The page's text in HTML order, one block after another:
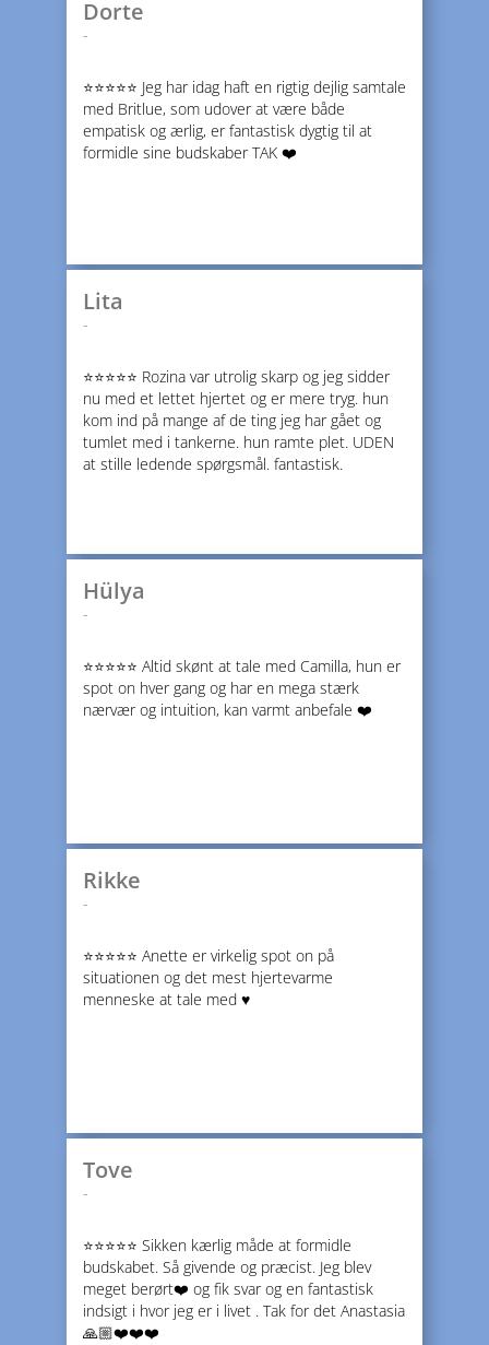
Dorte
-
⭐️⭐️⭐️⭐️⭐️ Jeg har idag haft en rigtig dejlig samtale
med Britlue, som udover at være både
empatisk og ærlig, er fantastisk dygtig til at
formidle sine budskaber TAK ❤️
Lita
-
⭐️⭐️⭐️⭐️⭐️ Rozina var utrolig skarp og jeg sidder
nu med et lettet hjertet og er mere tryg. hun
kom ind på mange af de ting jeg har gået og
tumlet med i tankerne. hun ramte plet. UDEN
at stille ledende spørgsmål. fantastisk.
Hülya
-
⭐️⭐️⭐️⭐️⭐️ Altid skønt at tale med Camilla, hun er
spot on hver gang og har en mega stærk
nærvær og intuition, kan varmt anbefale ❤️
Rikke
-
⭐️⭐️⭐️⭐️⭐️ Anette er virkelig spot on på
situationen og det mest hjertevarme
menneske at tale med ♥️
Tove
-
⭐️⭐️⭐️⭐️⭐️ Sikken kærlig måde at formidle
budskabet. Så givende og præcist. Jeg blev
meget berørt❤️ og fik svar og en fantastisk
indsigt i hvor jeg er i livet . Tak for det Anastasia
🙏🏼❤️❤️❤️